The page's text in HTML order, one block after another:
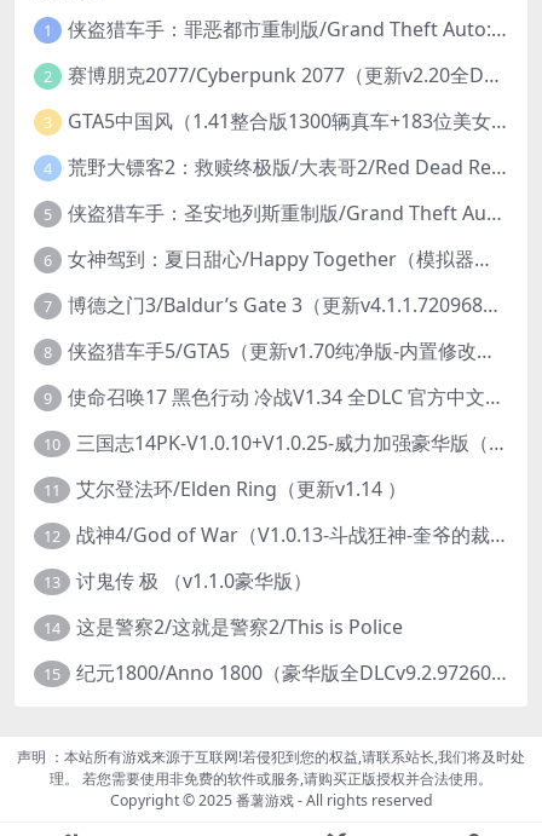
1 侠盗猎车手：罪恶都市重制版/Grand Theft Auto: Vice City – The Definitive Edition
2 赛博朋克2077/Cyberpunk 2077（更新v2.20全DLC）
3 GTA5中国风（1.41整合版1300辆真车+183位美女与英雄+200%存档）
4 荒野大镖客2：救赎终极版/大表哥2/Red Dead Redemption 2: Ultimate Edition（更新v1491.50终极版）
5 侠盗猎车手：圣安地列斯重制版/Grand Theft Auto: San Andreas – The Definitive Edition（更新v1.113.49697469）
6 女神驾到：夏日甜心/Happy Together（模拟器版-升级豪华终极珍藏版+全DLC）
7 博德之门3/Baldur’s Gate 3（更新v4.1.1.7209685）
8 侠盗猎车手5/GTA5（更新v1.70纯净版-内置修改器+通关存档）
9 使命召唤17 黑色行动 冷战V1.34 全DLC 官方中文版COD17
10 三国志14PK-V1.0.10+V1.0.25-威力加强豪华版（武将面容套装-全DLC+季票+特典+中文语音+编辑修改器）
11 艾尔登法环/Elden Ring（更新v1.14 ）
12 战神4/God of War（V1.0.13-斗战狂神-奎爷的裁决+全DLC）
13 讨鬼传 极 （v1.1.0豪华版）
14 这是警察2/这就是警察2/This is Police
15 纪元1800/Anno 1800（豪华版全DLCv9.2.972600）
声明 ：本站所有游戏来源于互联网!若侵犯到您的权益,请联系站长,我们将及时处
理。 若您需要使用非免费的软件或服务,请购买正版授权并合法使用。
Copyright © 2025 番薯游戏 - All rights reserved